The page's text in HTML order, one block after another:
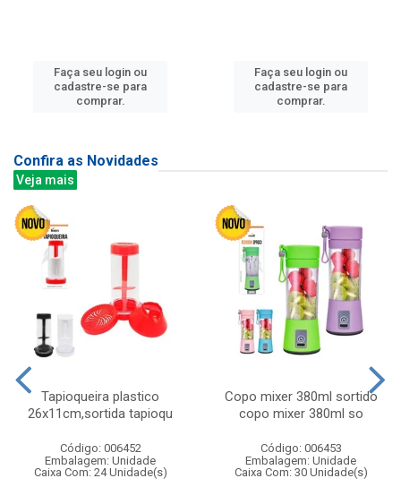
Faça seu login ou
cadastre-se para
comprar.
Faça seu login ou
cadastre-se para
comprar.
Confira as Novidades
Veja mais
Tapioqueira plastico
26x11cm,sortida tapioqu
Código: 006452
Embalagem: Unidade
Caixa Com: 24 Unidade(s)
Copo mixer 380ml sortido
copo mixer 380ml so
Código: 006453
Embalagem: Unidade
Caixa Com: 30 Unidade(s)